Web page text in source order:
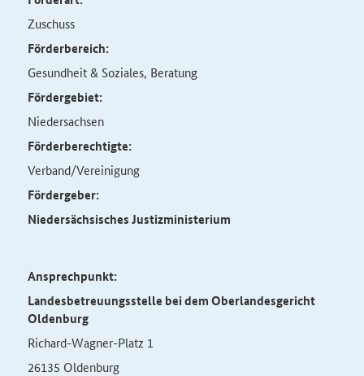
Zuschuss
Förderbereich:
Gesundheit & Soziales, Beratung
Fördergebiet:
Niedersachsen
Förderberechtigte:
Verband/Vereinigung
Fördergeber:
Niedersächsisches Justizministerium
Ansprechpunkt:
Landesbetreuungsstelle bei dem Oberlandesgericht
Oldenburg
Richard-Wagner-Platz 1
26135 Oldenburg